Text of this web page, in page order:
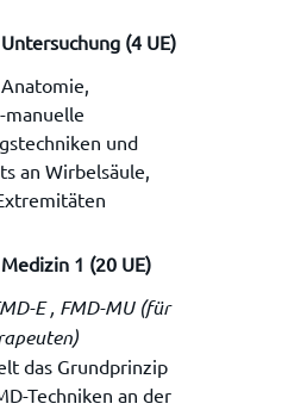
(4 UE)
manuelle
und
an Wirbelsäule,
1 (20 UE)
E , FMD-MU (für
das Grundprinzip
Techniken an der